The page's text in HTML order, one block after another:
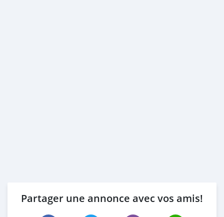
Partager une annonce avec vos amis!